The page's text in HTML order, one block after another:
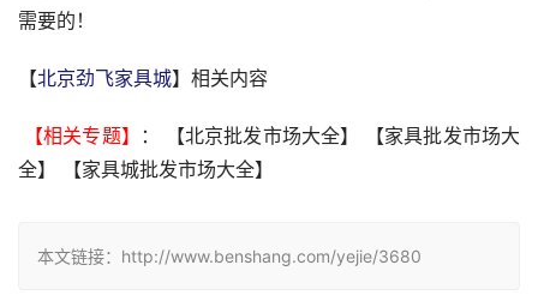
需要的！
【北京劲飞家具城】相关内容
【相关专题】
： 【北京批发市场大全】 【家具批发市场大
全】 【家具城批发市场大全】
本文链接：http://www.benshang.com/yejie/3680